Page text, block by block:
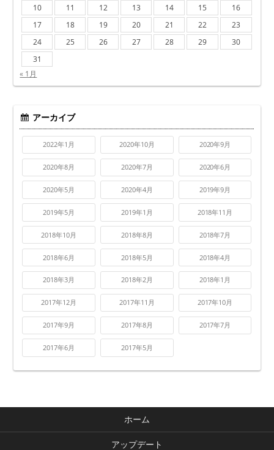
10
11 12 13 14 15
16
17
18 19 20 21 22
23
24
25 26 27 28 29
30
31
« 1月
アーカイブ
2022年1月 2020年10月 2020年9月
2020年8月 2020年7月 2020年6月
2020年5月 2020年4月 2019年9月
2019年5月 2019年1月 2018年11月
2018年10月 2018年8月 2018年7月
2018年6月 2018年5月 2018年4月
2018年3月 2018年2月 2018年1月
2017年12月 2017年11月 2017年10月
2017年9月 2017年8月 2017年7月
2017年6月 2017年5月
ホーム
アップデート